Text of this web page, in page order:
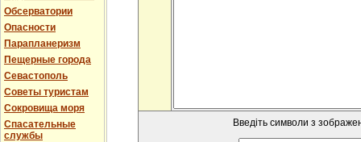
Обсерватории
Опасности
Парапланеризм
Пещерные города
Севастополь
Советы туристам
Сокровища моря
Спасательные
службы
Введіть символи з